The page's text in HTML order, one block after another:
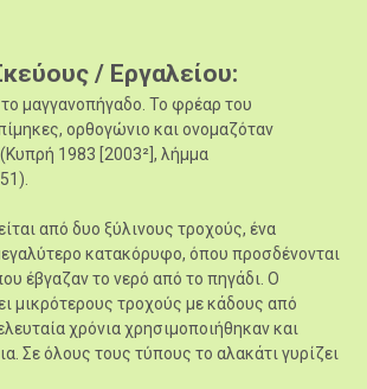
/ Εργαλείου
μαγγανοπήγαδο. Το φρέαρ του
ορθογώνιο και ονομαζόταν
1983 [2003²], λήμμα
από δυο ξύλινους τροχούς, ένα
κατακόρυφο, όπου προσδένονται
έβγαζαν το νερό από το πηγάδι. Ο
μικρότερους τροχούς με κάδους από
χρόνια χρησιμοποιήθηκαν και
Σε όλους τους τύπους το αλακάτι γυρίζει